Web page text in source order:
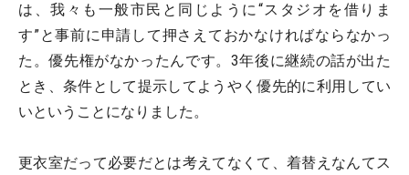
は、我々も一般市民と同じように“スタジオを借りま
す”と事前に申請して押さえておかなければならなかっ
た。優先権がなかったんです。3年後に継続の話が出た
とき、条件として提示してようやく優先的に利用してい
いということになりました。
更衣室だって必要だとは考えてなくて、着替えなんてス